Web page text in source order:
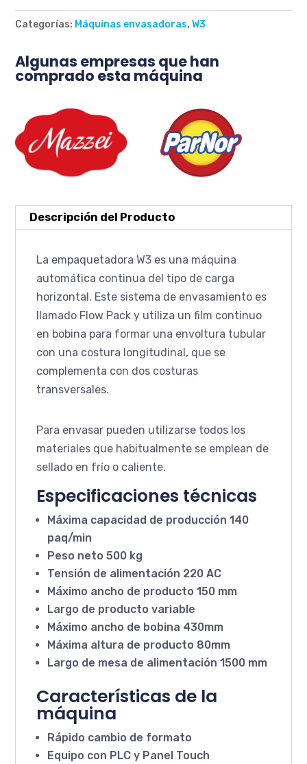
Categorías: Máquinas envasadoras,W3
Algunas empresas que han
comprado esta máquina
Descripción del Producto
La empaquetadora W3 es una máquina
automática continua del tipo de carga
horizontal. Este sistema de envasamiento es
llamado Flow Pack y utiliza un film continuo
en bobina para formar una envoltura tubular
con una costura longitudinal, que se
complementa con dos costuras
transversales.
Para envasar pueden utilizarse todos los
materiales que habitualmente se emplean de
sellado en frío o caliente.
Especificaciones técnicas
Máxima capacidad de producción 140
paq/min
Peso neto 500 kg
Tensión de alimentación 220 AC
Máximo ancho de producto 150 mm
Largo de producto variable
Máximo ancho de bobina 430mm
Máxima altura de producto 80mm
Largo de mesa de alimentación 1500 mm
Características de la
máquina
Rápido cambio de formato
Equipo con PLC y Panel Touch